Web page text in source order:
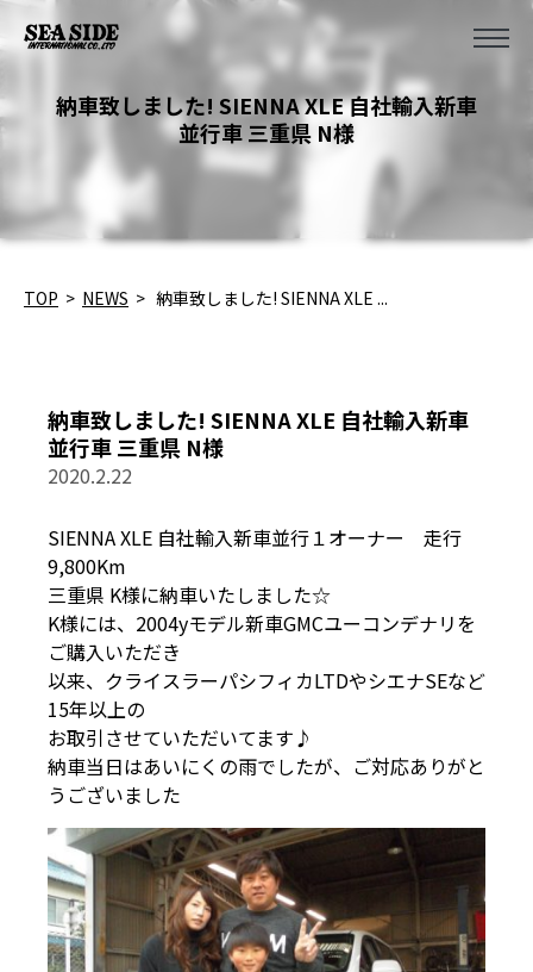
納車致しました! SIENNA XLE 自社輸入新車
並行車 三重県 N様
TOP > NEWS > 納車致しました! SIENNA XLE ...
納車致しました! SIENNA XLE 自社輸入新車
並行車 三重県 N様
2020.2.22
SIENNA XLE 自社輸入新車並行１オーナー 走行
9,800Km
三重県 K様に納車いたしました☆
K様には、2004yモデル新車GMCユーコンデナリを
ご購入いただき
以来、クライスラーパシフィカLTDやシエナSEなど
15年以上の
お取引させていただいてます♪
納車当日はあいにくの雨でしたが、ご対応ありがと
うございました